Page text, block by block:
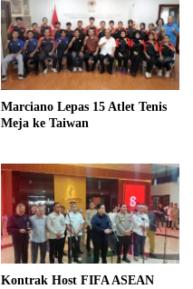
Marciano Lepas 15 Atlet Tenis
Meja ke Taiwan
Kontrak Host FIFA ASEAN